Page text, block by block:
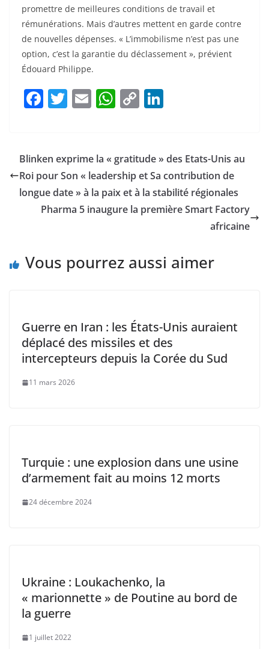
promettre de meilleures conditions de travail et
rémunérations. Mais d’autres mettent en garde contre
de nouvelles dépenses. « L’immobilisme n’est pas une
option, c’est la garantie du déclassement », prévient
Édouard Philippe.
F
e
b
o
o
T
er
E
l
W
s
A
p
p
C
y
Li
n
k
e
dI
n
Blinken exprime la « gratitude » des Etats-Unis au
Roi pour Son « leadership et Sa contribution de
longue date » à la paix et à la stabilité régionales
Pharma 5 inaugure la première Smart Factory
africaine
Vous pourrez aussi aimer
Guerre en Iran : les États-Unis auraient
déplacé des missiles et des
intercepteurs depuis la Corée du Sud
11 mars 2026
Turquie : une explosion dans une usine
d’armement fait au moins 12 morts
24 décembre 2024
Ukraine : Loukachenko, la
« marionnette » de Poutine au bord de
la guerre
1 juillet 2022